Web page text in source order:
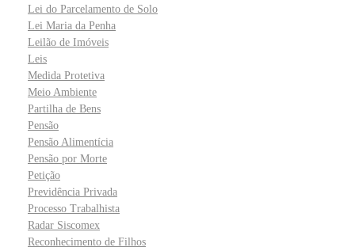
Lei do Parcelamento de Solo
Lei Maria da Penha
Leilão de Imóveis
Leis
Medida Protetiva
Meio Ambiente
Partilha de Bens
Pensão
Pensão Alimentícia
Pensão por Morte
Petição
Previdência Privada
Processo Trabalhista
Radar Siscomex
Reconhecimento de Filhos